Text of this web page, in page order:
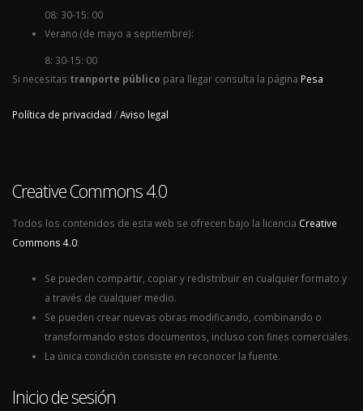
08: 30-15: 00
Verano (de mayo a septiembre):
8: 30-15: 00
Si necesitas tranporte público para llegar consulta la página Pesa
Política de privacidad /Aviso legal
Creative Commons 4.0
Todos los contenidos de esta web se ofrecen bajo la licencia Creative
Commons 4.0:
Se pueden compartir, copiar y redistribuir en cualquier formato y
a través de cualquier medio.
Se pueden crear nuevas obras modificando, combinando o
transformando estos documentos, incluso con fines comerciales.
La única condición consiste en reconocer la fuente.
Inicio de sesión